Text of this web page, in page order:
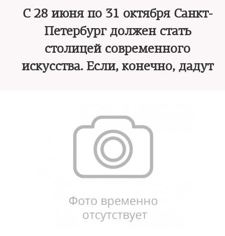
С 28 июня по 31 октября Санкт-
Петербург должен стать
столицей современного
искусства. Если, конечно, дадут